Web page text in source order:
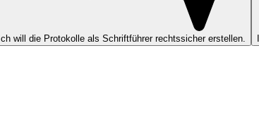
Ich will die Protokolle als Schriftführer rechtssicher erstellen.